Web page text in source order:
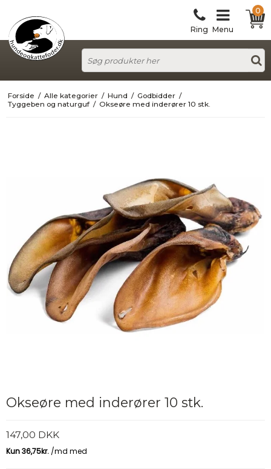
Ring Menu
0
Forside / Alle kategorier / Hund / Godbidder /
Tyggeben og naturguf / Okseøre med inderører 10 stk.
Okseøre med inderører 10 stk.
147,00 DKK